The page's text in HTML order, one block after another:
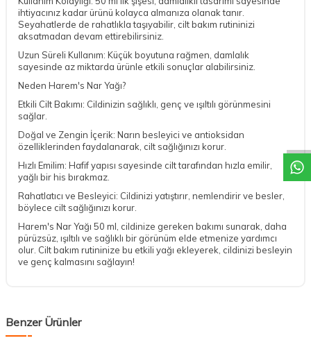
ihtiyacınız kadar ürünü kolayca almanıza olanak tanır.
Seyahatlerde de rahatlıkla taşıyabilir, cilt bakım rutininizi
aksatmadan devam ettirebilirsiniz.
Uzun Süreli Kullanım: Küçük boyutuna rağmen, damlalık
sayesinde az miktarda ürünle etkili sonuçlar alabilirsiniz.
Neden Harem's Nar Yağı?
Etkili Cilt Bakımı: Cildinizin sağlıklı, genç ve ışıltılı görünmesini
sağlar.
Doğal ve Zengin İçerik: Narın besleyici ve antioksidan
özelliklerinden faydalanarak, cilt sağlığınızı korur.
Hızlı Emilim: Hafif yapısı sayesinde cilt tarafından hızla emilir,
yağlı bir his bırakmaz.
Rahatlatıcı ve Besleyici: Cildinizi yatıştırır, nemlendirir ve besler,
böylece cilt sağlığınızı korur.
Harem's Nar Yağı 50 ml, cildinize gereken bakımı sunarak, daha
pürüzsüz, ışıltılı ve sağlıklı bir görünüm elde etmenize yardımcı
olur. Cilt bakım rutininize bu etkili yağı ekleyerek, cildinizi besleyin
ve genç kalmasını sağlayın!
Benzer Ürünler